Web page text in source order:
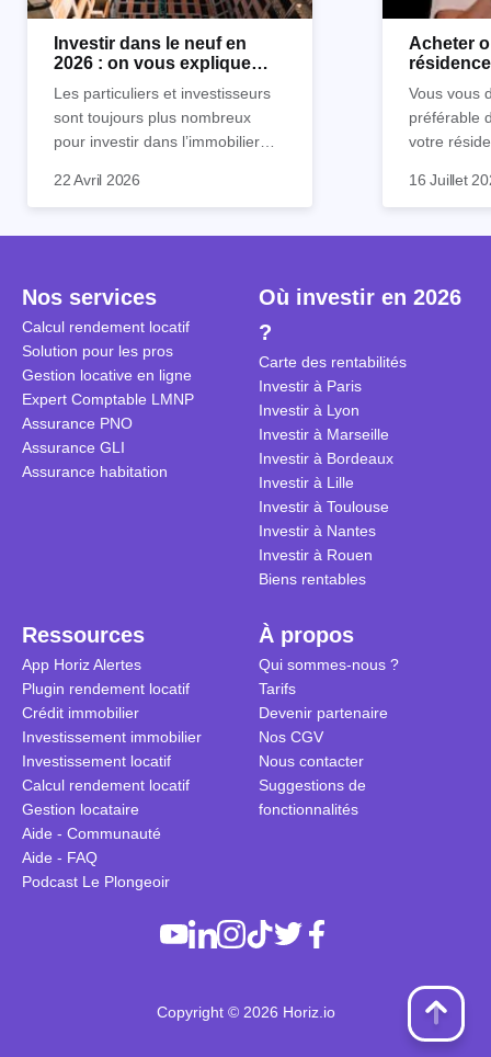
Investir dans le neuf en
2026 : on vous explique
Les particuliers et investisseurs
sont toujours plus nombreux
pour investir dans l’immobilier
nombreux avantages à choisir ce
expliquons tout dans cet article.
22 Avril 2026
Acheter
Vous vous
préférable
votre
pour
la règle
secondes
fenêtres"
sécuriser
16 Juillet
Nos services
Calcul rendement locatif
Solution pour les pros
Gestion locative en ligne
Expert Comptable LMNP
Assurance PNO
Assurance GLI
Assurance habitation
Où investir en 2026
?
Carte des rentabilités
Investir à Paris
Investir à Lyon
Investir à Marseille
Investir à Bordeaux
Investir à Lille
Investir à Toulouse
Investir à Nantes
Investir à Rouen
Biens rentables
Ressources
App Horiz Alertes
Plugin rendement locatif
Crédit immobilier
Investissement immobilier
Investissement locatif
Calcul rendement locatif
Gestion locataire
Aide - Communauté
Aide - FAQ
Podcast Le Plongeoir
À propos
Qui sommes-nous ?
Tarifs
Devenir partenaire
Nos CGV
Nous contacter
Suggestions de
fonctionnalités
Copyright © 2026 Horiz.io